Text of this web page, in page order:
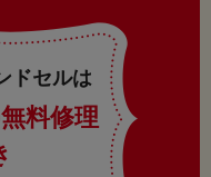
ドセルは
料修理